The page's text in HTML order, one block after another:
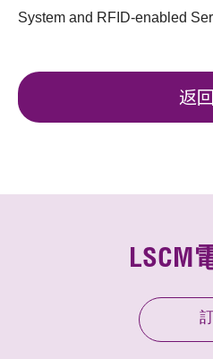
System and RFID-enabled
返
LSCM